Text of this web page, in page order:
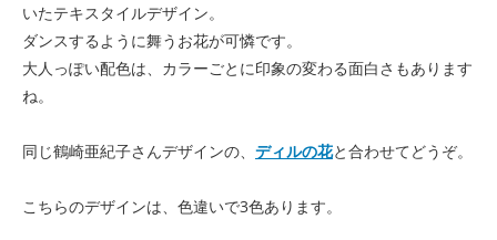
いたテキスタイルデザイン。
ダンスするように舞うお花が可憐です。
大人っぽい配色は、カラーごとに印象の変わる面白さもあります
ね。
同じ鶴崎亜紀子さんデザインの、 ディルの花と合わせてどうぞ。
こちらのデザインは、色違いで3色あります。